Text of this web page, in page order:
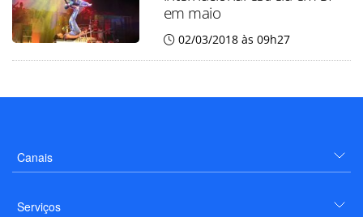
em maio
02/03/2018 às 09h27
Canais
Serviços